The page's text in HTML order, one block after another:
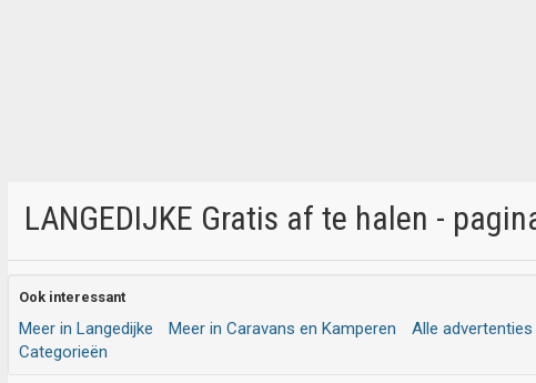
LANGEDIJKE Gratis af te halen -
Ook interessant
Meer in Langedijke Meer in Caravans en Kamperen Alle advertenties
Categorieën